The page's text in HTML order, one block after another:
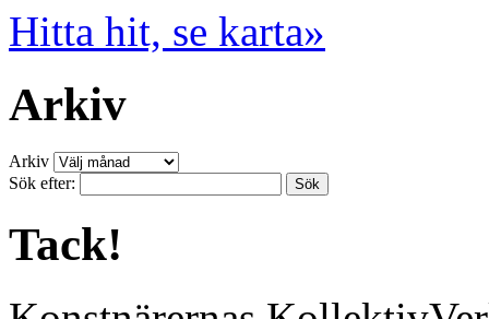
Hitta hit, se karta»
Arkiv
Arkiv
Sök efter:
Tack!